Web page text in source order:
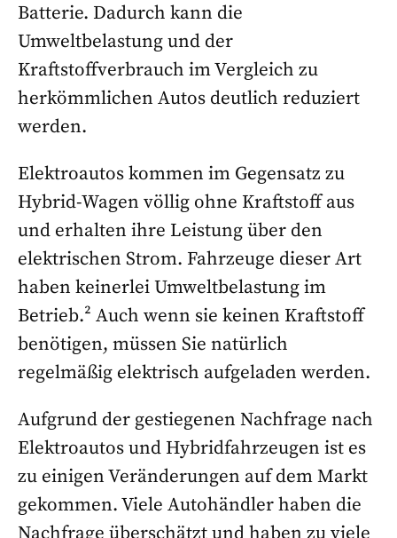
Batterie. Dadurch kann die
Umweltbelastung und der
Kraftstoffverbrauch im Vergleich zu
herkömmlichen Autos deutlich reduziert
werden.
Elektroautos kommen im Gegensatz zu
Hybrid-Wagen völlig ohne Kraftstoff aus
und erhalten ihre Leistung über den
elektrischen Strom. Fahrzeuge dieser Art
haben keinerlei Umweltbelastung im
Betrieb.² Auch wenn sie keinen Kraftstoff
benötigen, müssen Sie natürlich
regelmäßig elektrisch aufgeladen werden.
Aufgrund der gestiegenen Nachfrage nach
Elektroautos und Hybridfahrzeugen ist es
zu einigen Veränderungen auf dem Markt
gekommen. Viele Autohändler haben die